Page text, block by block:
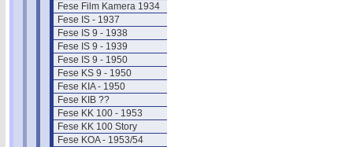
Fese Film Kamera 1934
Fese IS - 1937
Fese IS 9 - 1938
Fese IS 9 - 1939
Fese IS 9 - 1950
Fese KS 9 - 1950
Fese KIA - 1950
Fese KIB ??
Fese KK 100 - 1953
Fese KK 100 Story
Fese KOA - 1953/54